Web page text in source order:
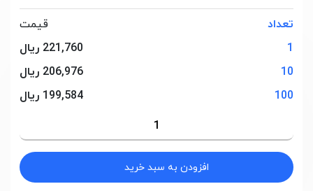
تعداد
قیمت
1
221,760 ریال
10
206,976 ریال
100
199,584 ریال
افزودن به سبد خرید